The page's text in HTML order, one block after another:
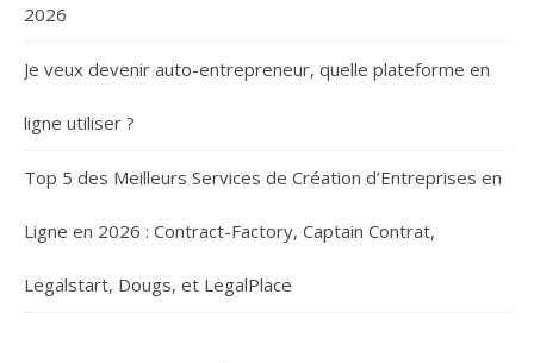
2026
Je veux devenir auto-entrepreneur, quelle plateforme en
ligne utiliser ?
Top 5 des Meilleurs Services de Création d’Entreprises en
Ligne en 2026 : Contract-Factory, Captain Contrat,
Legalstart, Dougs, et LegalPlace